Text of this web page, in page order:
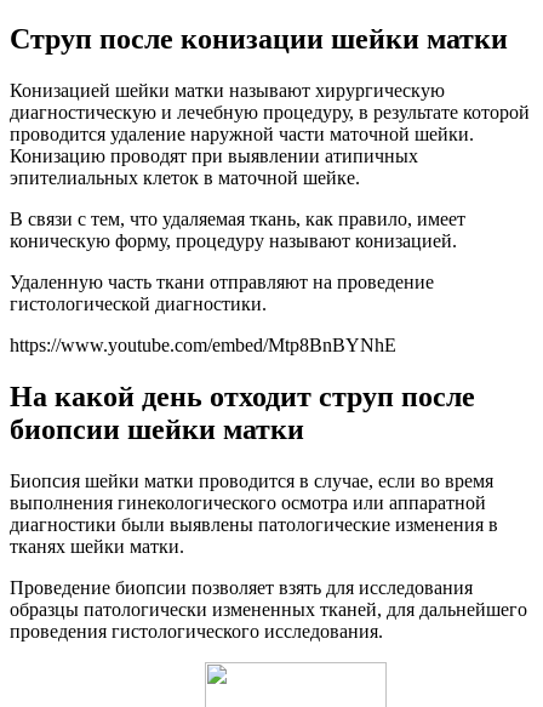
Струп после конизации шейки матки
Конизацией шейки матки называют хирургическую
диагностическую и лечебную процедуру, в результате которой
проводится удаление наружной части маточной шейки.
Конизацию проводят при выявлении атипичных
эпителиальных клеток в маточной шейке.
В связи с тем, что удаляемая ткань, как правило, имеет
коническую форму, процедуру называют конизацией.
Удаленную часть ткани отправляют на проведение
гистологической диагностики.
https://www.youtube.com/embed/Mtp8BnBYNhE
На какой день отходит струп после
биопсии шейки матки
Биопсия шейки матки проводится в случае, если во время
выполнения гинекологического осмотра или аппаратной
диагностики были выявлены патологические изменения в
тканях шейки матки.
Проведение биопсии позволяет взять для исследования
образцы патологически измененных тканей, для дальнейшего
проведения гистологического исследования.